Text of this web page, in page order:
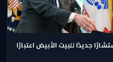
جديدًا للبيت الأبيض اعتبارًا